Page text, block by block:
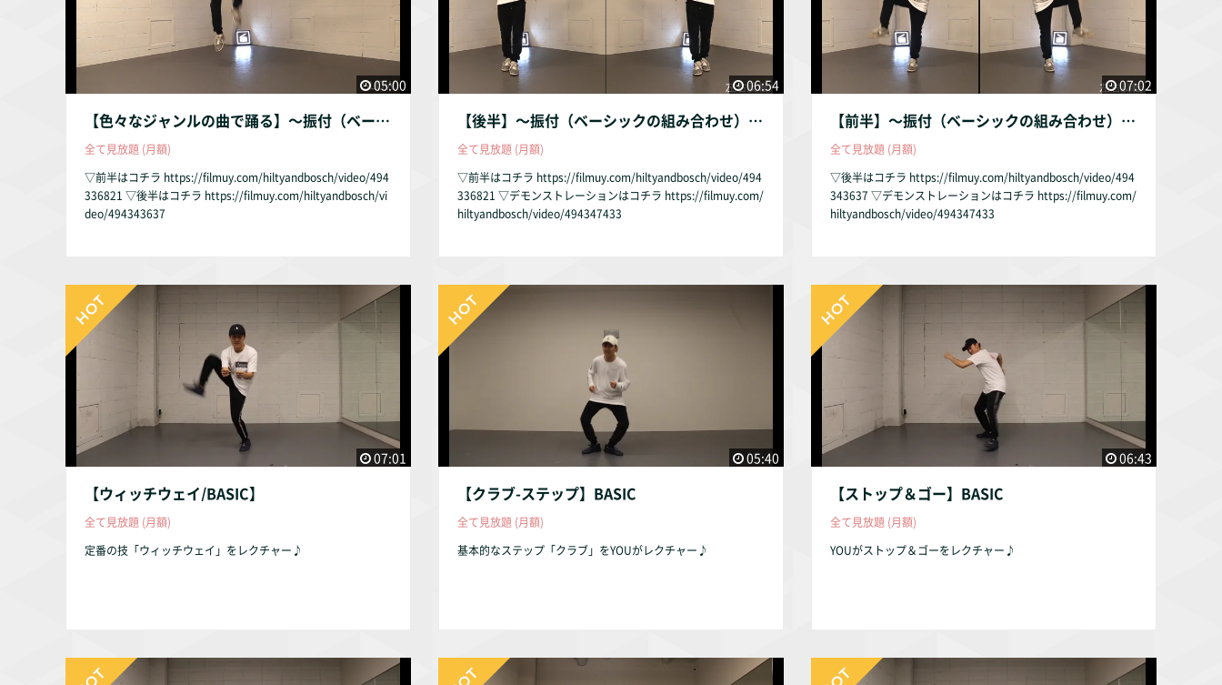
05:00
【色々なジャンルの曲で踊る】〜振付（ベーシック）〜
全て見放題 (月額)
▽前半はコチラ https://filmuy.com/hiltyandbosch/video/494
336821 ▽後半はコチラ https://filmuy.com/hiltyandbosch/vi
deo/494343637
06:54
【後半】〜振付（ベーシックの組み合わせ）〜
全て見放題 (月額)
▽前半はコチラ https://filmuy.com/hiltyandbosch/video/494
336821 ▽デモンストレーションはコチラ https://filmuy.com/
hiltyandbosch/video/494347433
07:02
【前半】〜振付（ベーシックの組み合わせ）〜
全て見放題 (月額)
▽後半はコチラ https://filmuy.com/hiltyandbosch/video/494
343637 ▽デモンストレーションはコチラ https://filmuy.com/
hiltyandbosch/video/494347433
07:01
【ウィッチウェイ/BASIC】
全て見放題 (月額)
定番の技「ウィッチウェイ」をレクチャー♪
05:40
【クラブ-ステップ】BASIC
全て見放題 (月額)
基本的なステップ「クラブ」をYOUがレクチャー♪
06:43
【ストップ＆ゴー】BASIC
全て見放題 (月額)
YOUがストップ＆ゴーをレクチャー♪